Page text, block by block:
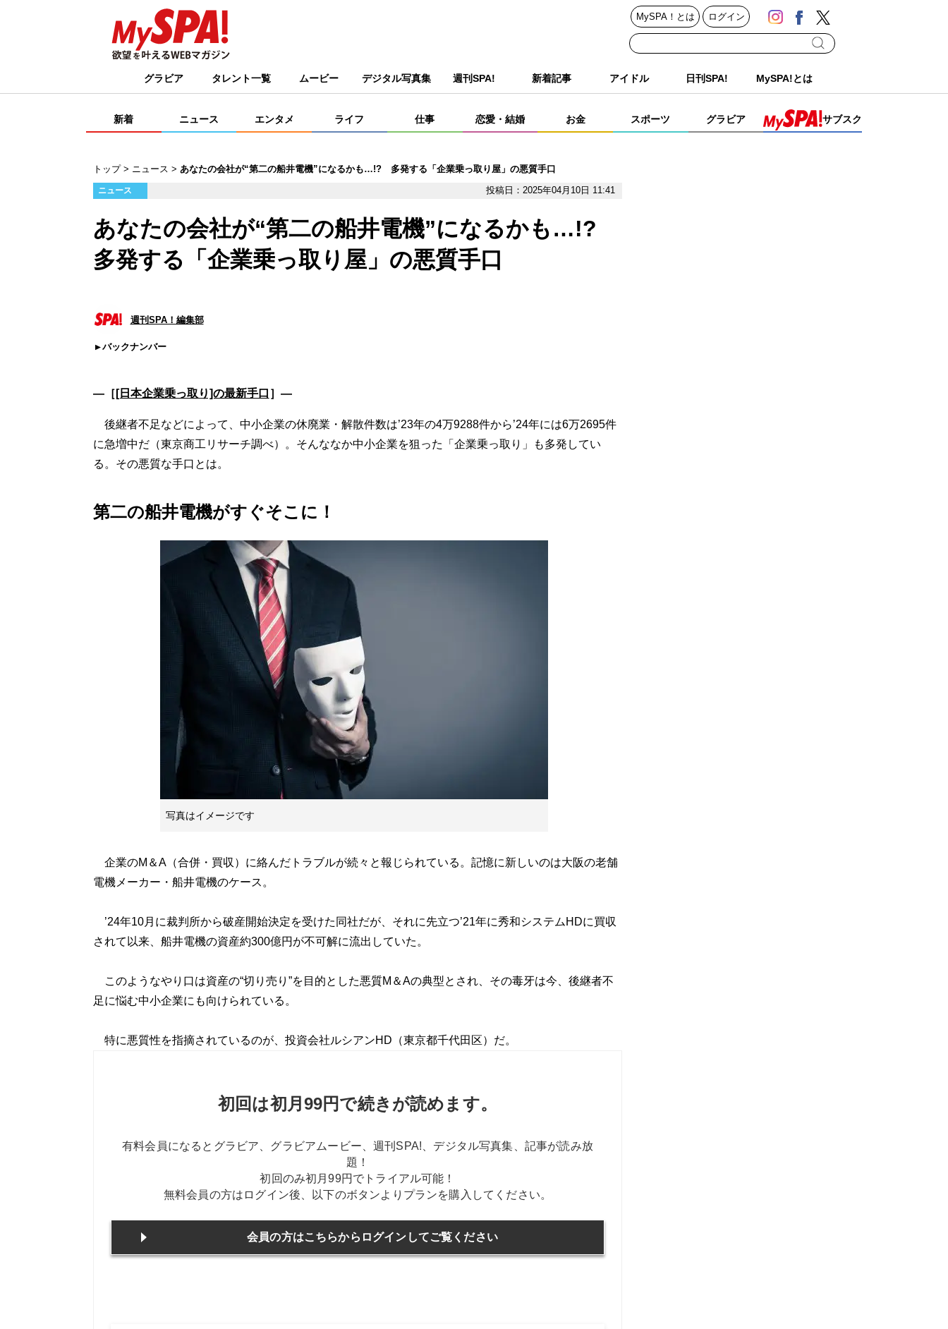
MySPA！とは ログイン
グラビア タレント一覧 ムービー デジタル写真集 週刊SPA! 新着記事 アイドル 日刊SPA! MySPA!とは
新着 ニュース エンタメ ライフ 仕事 恋愛・結婚 お金 スポーツ グラビア サブスク
トップ ニュース あなたの会社が“第二の船井電機”になるかも…!? 多発する「企業乗っ取り屋」の悪質手口
ニュース 投稿日：2025年04月10日 11:41
あなたの会社が“第二の船井電機”になるかも…!?
多発する「企業乗っ取り屋」の悪質手口
週刊SPA！編集部
バックナンバー
―［ [日本企業乗っ取り]の最新手口 ］―
後継者不足などによって、中小企業の休廃業・解散件数は’23年の4万9288件から’24年には6万2695件
に急増中だ（東京商工リサーチ調べ）。そんななか中小企業を狙った「企業乗っ取り」も多発してい
る。その悪質な手口とは。
第二の船井電機がすぐそこに！
写真はイメージです
企業のM＆A（合併・買収）に絡んだトラブルが続々と報じられている。記憶に新しいのは大阪の老舗
電機メーカー・船井電機のケース。
’24年10月に裁判所から破産開始決定を受けた同社だが、それに先立つ’21年に秀和システムHDに買収
されて以来、船井電機の資産約300億円が不可解に流出していた。
このようなやり口は資産の“切り売り”を目的とした悪質M＆Aの典型とされ、その毒牙は今、後継者不
足に悩む中小企業にも向けられている。